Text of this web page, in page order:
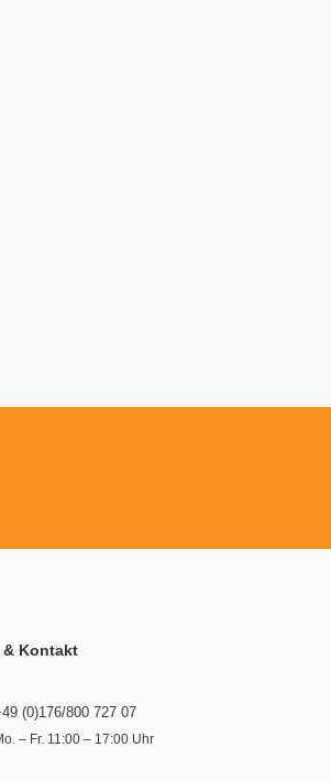
& Kontakt
(0)176/800 727 07
– Fr. 11:00 – 17:00 Uhr